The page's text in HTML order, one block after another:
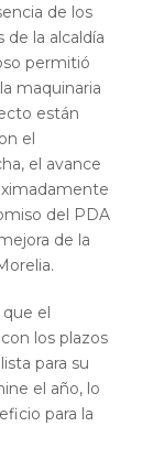
de los
la alcaldía
permitió
maquinaria
están
el
el avance
del PDA
de la
el
los plazos
para su
el año, lo
para la